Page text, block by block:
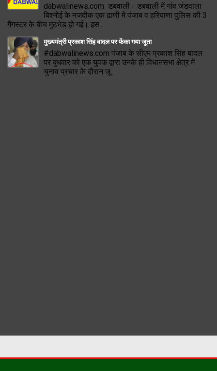
dabwalinews.com डबवाली। डबवाली में गांव जंडवाला
बिश्नोई के नजदीक एक ढाणी में पंजाब व हरियाणा पुलिस की 3
गैंगस्टर के बीच मुठभेड़ हो गई। इस...
मुख्यमंत्री प्रकाश सिंह बादल पर फेंका गया जूता
#dabwalinews.com पंजाब के सीएम प्रकाश सिंह बादल
पर बुधवार को एक युवक द्वारा उनके ही विधानसभा क्षेत्र में
चुनाव प्रचार के दौरान जू...